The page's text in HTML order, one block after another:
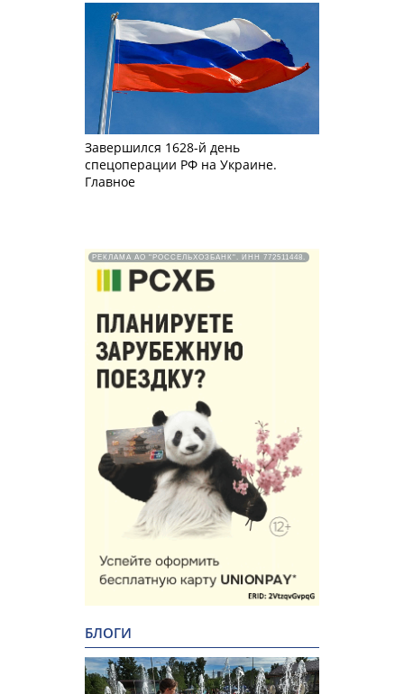
Завершился 1628-й день
спецоперации РФ на Украине.
Главное
РЕКЛАМА АО "РОССЕЛЬХОЗБАНК". ИНН 772511448.
БЛОГИ